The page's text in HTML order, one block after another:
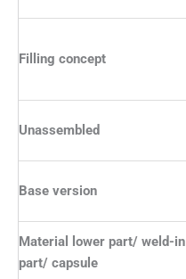
Filling concept
Unassembled
Base version
Material lower part/ weld-in
part/ capsule